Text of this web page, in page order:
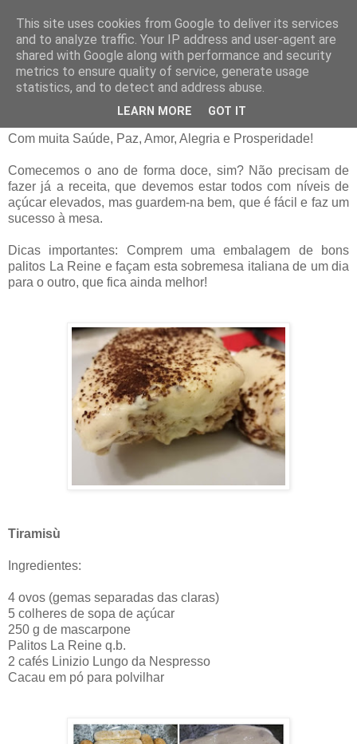
02 janeiro 2019
Feliz Ano Novo e a melhor receita de
Tiramisù
Com muita Saúde, Paz, Amor, Alegria e Prosperidade!
Comecemos o ano de forma doce, sim? Não precisam de
fazer já a receita, que devemos estar todos com níveis de
açúcar elevados, mas guardem-na bem, que é fácil e faz um
sucesso à mesa.
Dicas importantes: Comprem uma embalagem de bons
palitos La Reine e façam esta sobremesa italiana de um dia
para o outro, que fica ainda melhor!
Tiramisù
Ingredientes:
4 ovos (gemas separadas das claras)
5 colheres de sopa de açúcar
250 g de mascarpone
Palitos La Reine q.b.
2 cafés Linizio Lungo da Nespresso
Cacau em pó para polvilhar
This site uses cookies from Google to deliver its services
and to analyze traffic. Your IP address and user-agent are
shared with Google along with performance and security
metrics to ensure quality of service, generate usage
statistics, and to detect and address abuse.
LEARN MORE GOT IT